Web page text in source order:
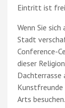
Eintritt ist
Wenn Sie
Stadt
Conference-
dieser
Dachterrasse
Kunstfreunde
Arts